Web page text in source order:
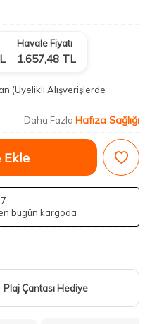
Havale Fiyatı
1.657,48 TL
(Üyelikli Alışverişlerde
Daha Fazla Hafıza Sağlığı
Ekle
bugün kargoda
Plaj Çantası Hediye